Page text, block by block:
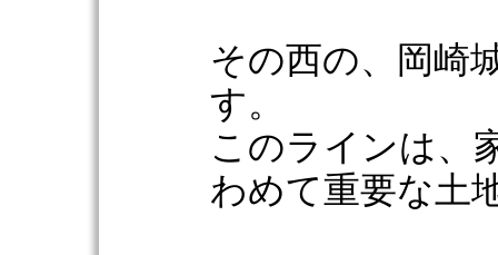
その西の、岡崎
す。
このラインは、
わめて重要な土